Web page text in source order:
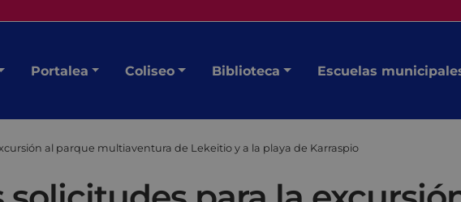
Portalea Coliseo Biblioteca Escuelas
al parque multiaventura de Lekeitio y a la playa de Karraspio